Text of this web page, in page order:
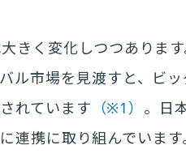
きく変化しつつありま
ル市場を見渡すと、ビ
れています （※1） 。日
携に取り組んでいます